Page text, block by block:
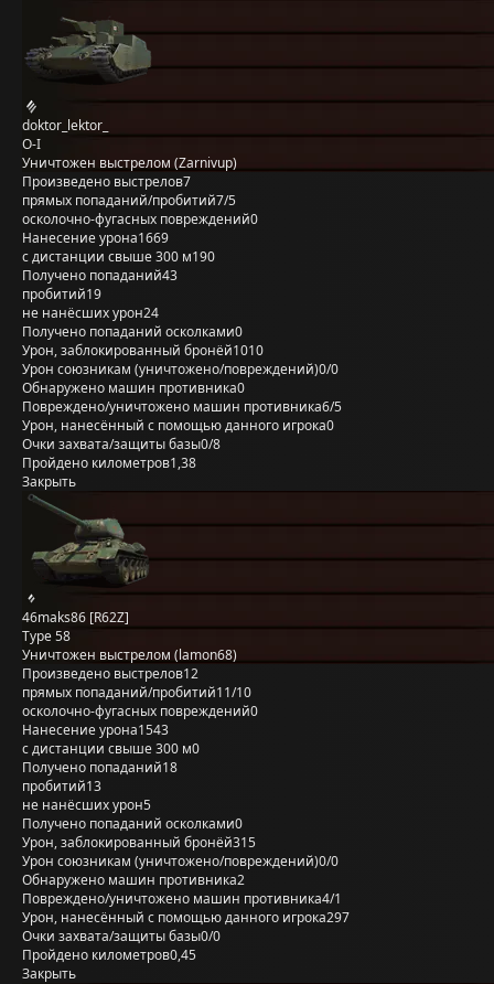
doktor_lektor_
O-I
Уничтожен выстрелом (Zarnivup)
Произведено выстрелов7
прямых попаданий/пробитий7/5
осколочно-фугасных повреждений0
Нанесение урона1669
с дистанции свыше 300 м190
Получено попаданий43
пробитий19
не нанёсших урон24
Получено попаданий осколками0
Урон, заблокированный бронёй1010
Урон союзникам (уничтожено/повреждений)0/0
Обнаружено машин противника0
Повреждено/уничтожено машин противника6/5
Урон, нанесённый с помощью данного игрока0
Очки захвата/защиты базы0/8
Пройдено километров1,38
Закрыть
46maks86 [R62Z]
Type 58
Уничтожен выстрелом (lamon68)
Произведено выстрелов12
прямых попаданий/пробитий11/10
осколочно-фугасных повреждений0
Нанесение урона1543
с дистанции свыше 300 м0
Получено попаданий18
пробитий13
не нанёсших урон5
Получено попаданий осколками0
Урон, заблокированный бронёй315
Урон союзникам (уничтожено/повреждений)0/0
Обнаружено машин противника2
Повреждено/уничтожено машин противника4/1
Урон, нанесённый с помощью данного игрока297
Очки захвата/защиты базы0/0
Пройдено километров0,45
Закрыть